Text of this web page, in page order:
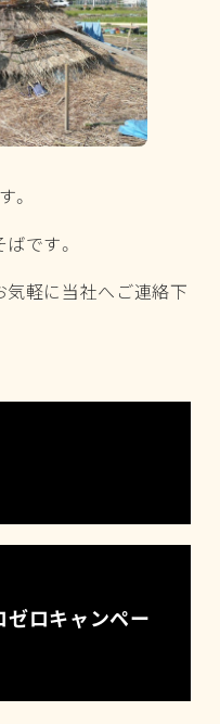
。
です。
気軽に当社へご連絡下
ロキャンペー